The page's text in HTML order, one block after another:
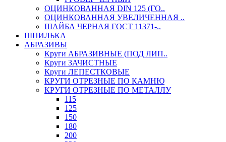
ОЦИНКОВАННАЯ DIN 125 (ГО..
ОЦИНКОВАННАЯ УВЕЛИЧЕННАЯ ..
ШАЙБА ЧЕРНАЯ ГОСТ 11371-..
ШПИЛЬКА
АБРАЗИВЫ
Круги АБРАЗИВНЫЕ (ПОД ЛИП..
Круги ЗАЧИСТНЫЕ
Круги ЛЕПЕСТКОВЫЕ
КРУГИ ОТРЕЗНЫЕ ПО КАМНЮ
КРУГИ ОТРЕЗНЫЕ ПО МЕТАЛЛУ
115
125
150
180
200